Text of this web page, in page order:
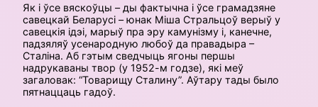
Як і ўсе вяскоўцы – ды фактычна і ўсе грамадзяне
савецкай Беларусі – юнак Міша Стральцоў верыў у
савецкія ідэі, марыў пра эру камунізму і, канечне,
падзяляў усенародную любоў да правадыра –
Сталiна. Аб гэтым сведчыць ягоны першы
надрукаваны твор (у 1952-м годзе), які меў
загаловак: “Товарищу Сталину”. Аўтару тады было
пятнаццаць гадоў.